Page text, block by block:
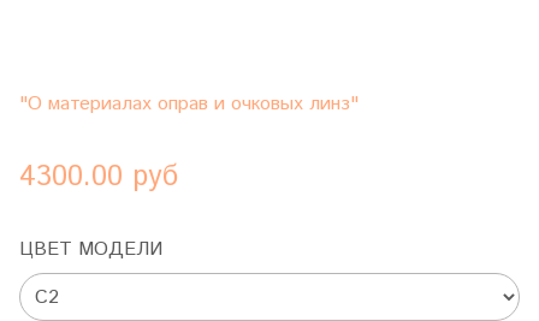
"О материалах оправ и очковых линз"
4300.00 руб
ЦВЕТ МОДЕЛИ